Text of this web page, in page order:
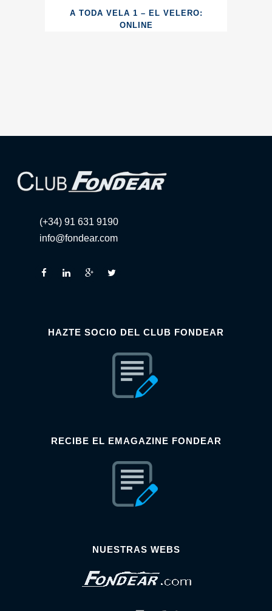
A TODA VELA 1 – EL VELERO:
ONLINE
(+34) 91 631 9190
info@fondear.com
HAZTE SOCIO DEL CLUB FONDEAR
RECIBE EL EMAGAZINE FONDEAR
NUESTRAS WEBS